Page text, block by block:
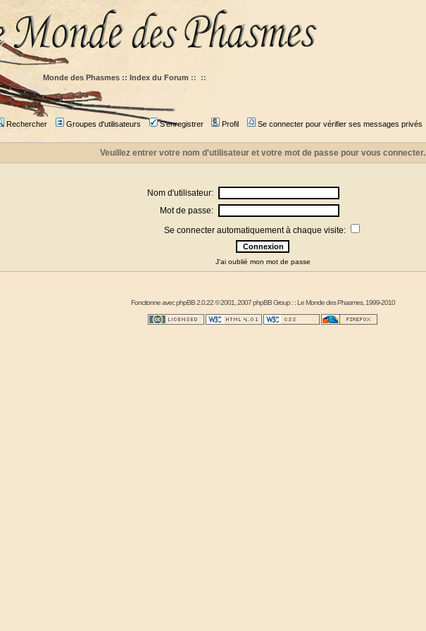
Monde des Phasmes :: Index du Forum :: ::
Rechercher Groupes d'utilisateurs S'enregistrer Profil Se connecter pour vérifier ses messages privés
Veuillez entrer votre nom d'utilisateur et votre mot de passe pour vous connecter.
Nom d'utilisateur:
Mot de passe:
Se connecter automatiquement à chaque visite:
J'ai oublié mon mot de passe
Fonctionne avecphpBB2.0.22 © 2001, 2007 phpBB Group : :Le Monde des Phasmes, 1999-2010